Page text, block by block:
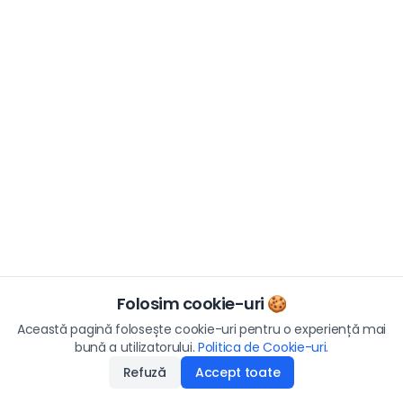
Folosim cookie-uri 🍪
Această pagină folosește cookie-uri pentru o experiență mai
bună a utilizatorului. Politica de Cookie-uri.
Refuză
Accept toate